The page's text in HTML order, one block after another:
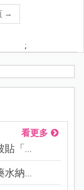
→
;
看更多
貼「...
水納...